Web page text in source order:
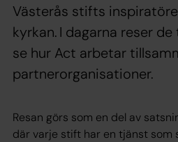
Västerås stifts
kyrkan. I dagarna reser
se hur Act arbetar
partnerorganisationer.
Resan görs som en del av
där varje stift har en tjänst som